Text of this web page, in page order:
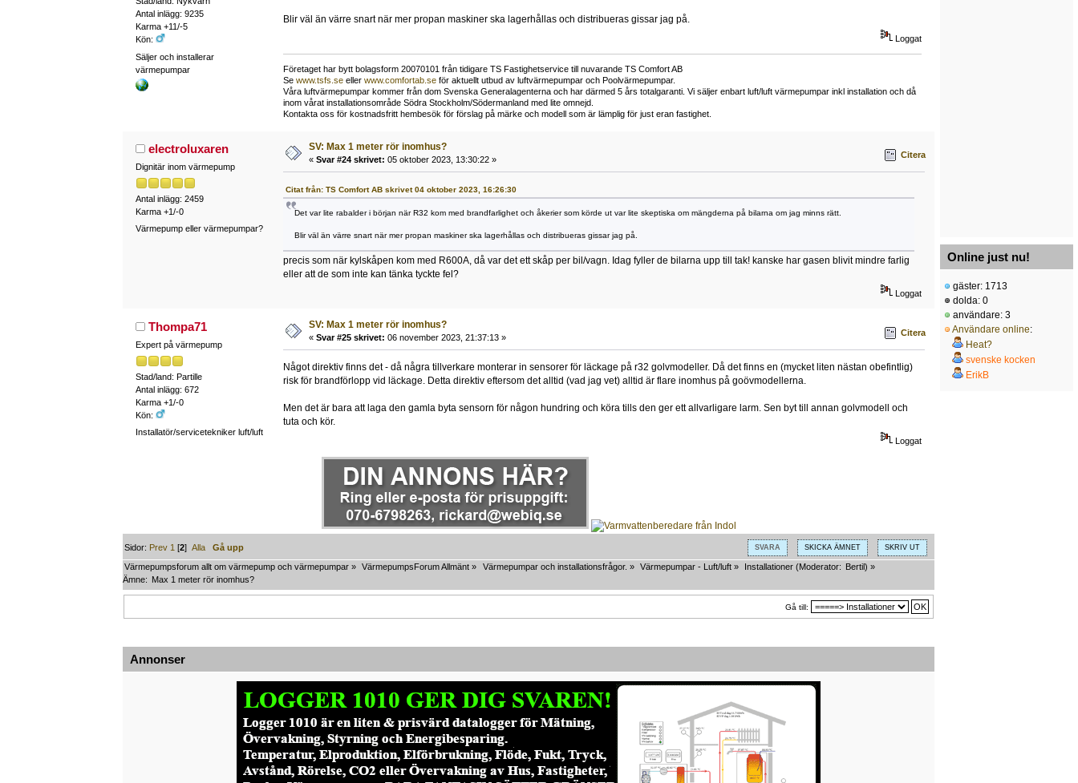
Antal inlägg: 9235
Karma +11/-5
Kön:
Säljer och installerar
värmepumpar
Blir väl än värre snart när mer propan maskiner ska lagerhållas och distribueras gissar jag på.
Loggat
Företaget har bytt bolagsform 20070101 från tidigare TS Fastighetservice till nuvarande TS Comfort AB
Se www.tsfs.seeller www.comfortab.seför aktuellt utbud av luftvärmepumpar och Poolvärmepumpar.
Våra luftvärmepumpar kommer från dom Svenska Generalagenterna och har därmed 5 års totalgaranti. Vi säljer enbart luft/luft värmepumpar inkl installation och då
inom vårat installationsområde Södra Stockholm/Södermanland med lite omnejd.
Kontakta oss för kostnadsfritt hembesök för förslag på märke och modell som är lämplig för just eran fastighet.
electroluxaren
Dignitär inom värmepump
Antal inlägg: 2459
Karma +1/-0
Värmepump eller värmepumpar?
SV: Max 1 meter rör inomhus?
« Svar #24 skrivet: 05 oktober 2023, 13:30:22 » Citera
Citat från: TS Comfort AB skrivet 04 oktober 2023, 16:26:30
Det var lite rabalder i början när R32 kom med brandfarlighet och åkerier som körde ut var lite skeptiska om mängderna på bilarna om jag minns rätt.
Blir väl än värre snart när mer propan maskiner ska lagerhållas och distribueras gissar jag på.
precis som när kylskåpen kom med R600A, då var det ett skåp per bil/vagn. Idag fyller de bilarna upp till tak! kanske har gasen blivit mindre farlig
eller att de som inte kan tänka tyckte fel?
Loggat
Thompa71
Expert på värmepump
Stad/land: Partille
Antal inlägg: 672
Karma +1/-0
Kön:
Installatör/servicetekniker luft/luft
SV: Max 1 meter rör inomhus?
« Svar #25 skrivet: 06 november 2023, 21:37:13 » Citera
Något direktiv finns det - då några tillverkare monterar in sensorer för läckage på r32 golvmodeller. Då det finns en (mycket liten nästan obefintlig)
risk för brandförlopp vid läckage. Detta direktiv eftersom det alltid (vad jag vet) alltid är flare inomhus på goövmodellerna.
Men det är bara att laga den gamla byta sensorn för någon hundring och köra tills den ger ett allvarligare larm. Sen byt till annan golvmodell och
tuta och kör.
Loggat
SVARA SKICKA ÄMNET SKRIV UT
Sidor: Prev 1 [2]Alla
Gå upp
Värmepumpsforum allt om värmepump och värmepumpar » VärmepumpsForum Allmänt » Värmepumpar och installationsfrågor. » Värmepumpar - Luft/luft» Installationer (Moderator: Bertil) »
Ämne: Max 1 meter rör inomhus?
Gå till:
Annonser
Online just nu!
gäster: 1713
dolda: 0
användare: 3
Användare online:
Heat?
svenske kocken
ErikB